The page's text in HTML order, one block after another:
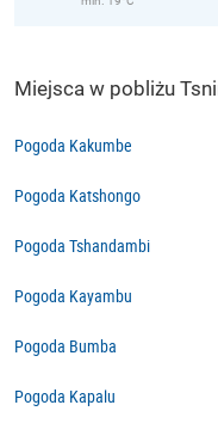
Miejsca w pobliżu
Pogoda Kakumbe
Pogoda Katshongo
Pogoda Tshandambi
Pogoda Kayambu
Pogoda Bumba
Pogoda Kapalu